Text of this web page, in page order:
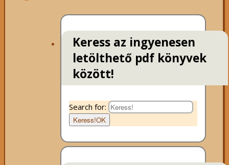
Keress az ingyenesen
letölthető pdf könyvek
között!
Search for:
Keress!OK